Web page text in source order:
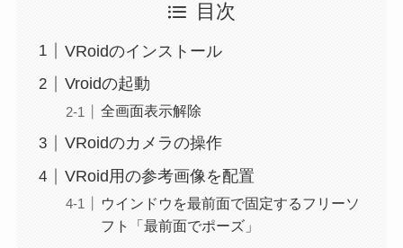
目次
VRoidのインストール
Vroidの起動
全画面表示解除
VRoidのカメラの操作
VRoid用の参考画像を配置
ウインドウを最前面で固定するフリーソ
フト「最前面でポーズ」